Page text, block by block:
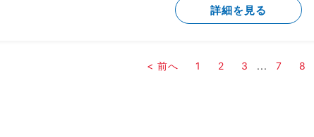
詳細を見る
< 前へ 1 2 3 ... 7 8